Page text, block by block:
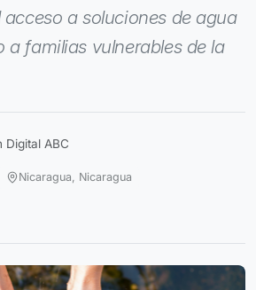
a soluciones de agua
a familias vulnerables de la
Digital ABC
Nicaragua, Nicaragua